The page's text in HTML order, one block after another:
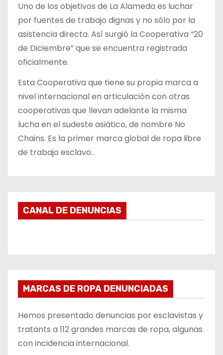
Uno de los objetivos de La Alameda es luchar
por fuentes de trabajo dignas y no sólo por la
asistencia directa. Así surgió la Cooperativa “20
de Diciembre” que se encuentra registrada
oficialmente.
Esta Cooperativa que tiene su propia marca a
nivel internacional en articulación con otras
cooperativas que llevan adelante la misma
lucha en el sudeste asiático, de nombre No
Chains. Es la primer marca global de ropa libre
de trabajo esclavo..
CANAL DE DENUNCIAS
MARCAS DE ROPA DENUNCIADAS
Hemos presentado denuncias por esclavistas y
tratants a 112 grandes marcas de ropa, algunas
con incidencia internacional.